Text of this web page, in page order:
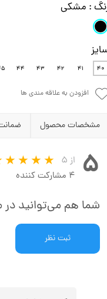
: مشکی
۴۰ ۴۱ ۴۲ ۴۳ ۴۴
افزودن به علاقه مندی ها
مشخصات محصول
۵ از ۵
۴ مشارکت کننده
شما هم می‌توانید در
ثبت نظر